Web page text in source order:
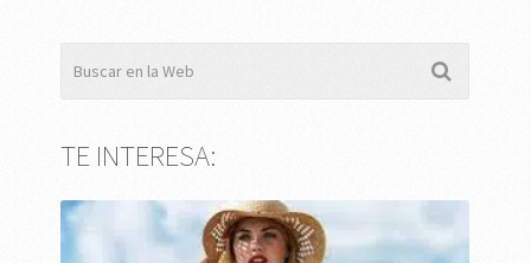
TE INTERESA: